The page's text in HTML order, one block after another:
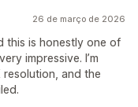
26 de março de 2026
this is honestly one of
impressive. I’m
and the